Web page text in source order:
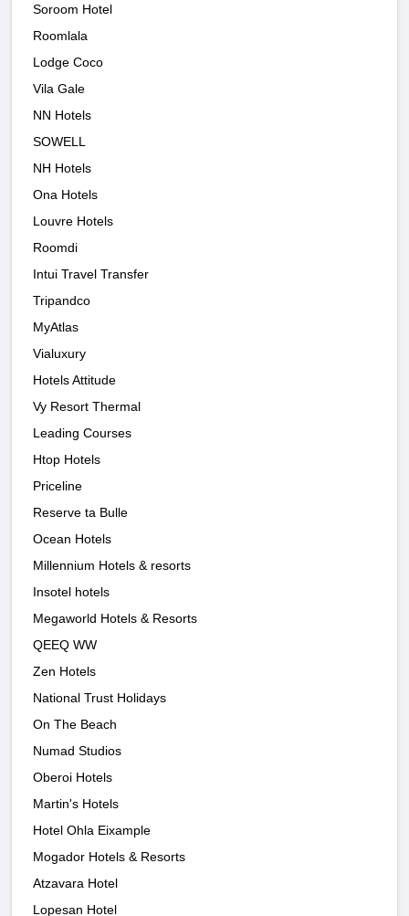
Soroom Hotel
Roomlala
Lodge Coco
Vila Gale
NN Hotels
SOWELL
NH Hotels
Ona Hotels
Louvre Hotels
Roomdi
Intui Travel Transfer
Tripandco
MyAtlas
Vialuxury
Hotels Attitude
Vy Resort Thermal
Leading Courses
Htop Hotels
Priceline
Reserve ta Bulle
Ocean Hotels
Millennium Hotels & resorts
Insotel hotels
Megaworld Hotels & Resorts
QEEQ WW
Zen Hotels
National Trust Holidays
On The Beach
Numad Studios
Oberoi Hotels
Martin's Hotels
Hotel Ohla Eixample
Mogador Hotels & Resorts
Atzavara Hotel
Lopesan Hotel